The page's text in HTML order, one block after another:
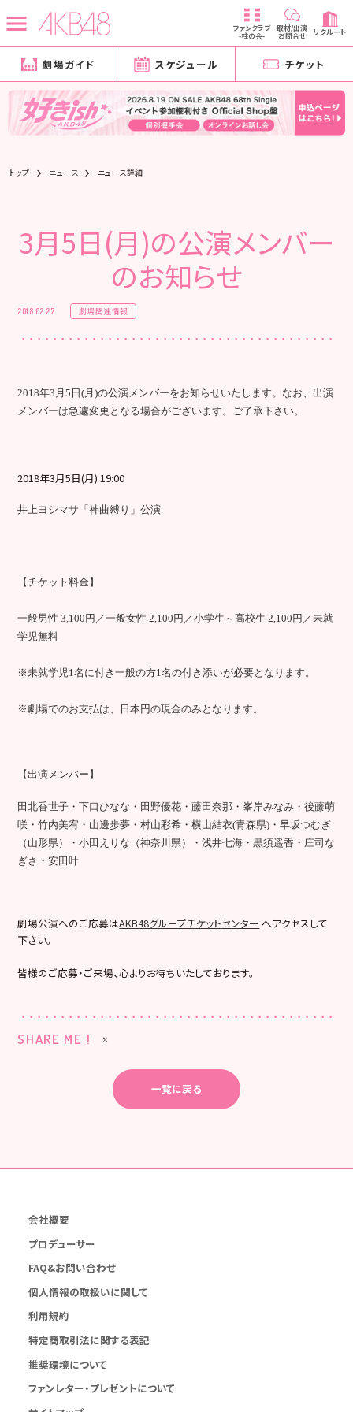
ファンクラブ
-柱の会-
取材/出演
お問合せ リクルート
劇場ガイド スケジュール チケット
トップ ニュース ニュース詳細
3月5日(月)の公演メンバー
のお知らせ
2018.02.27 劇場関連情報
2018年3月5日(月)の公演メンバーをお知らせいたします。なお、出演
メンバーは急遽変更となる場合がございます。ご了承下さい。
2018年3月5日(月) 19:00
井上ヨシマサ「神曲縛り」公演
【チケット料金】
一般男性 3,100円／一般女性 2,100円／小学生～高校生 2,100円／未就
学児無料
※未就学児1名に付き一般の方1名の付き添いが必要となります。
※劇場でのお支払は、日本円の現金のみとなります。
【出演メンバー】
田北香世子・下口ひなな・田野優花・藤田奈那・峯岸みなみ・後藤萌
咲・竹内美宥・山邊歩夢・村山彩希・横山結衣(青森県)・早坂つむぎ
（山形県）・小田えりな（神奈川県）・浅井七海・黒須遥香・庄司な
ぎさ・安田叶
劇場公演へのご応募はAKB48グループチケットセンター へアクセスして
下さい。
皆様のご応募・ご来場、心よりお待ちいたしております。
SHARE ME !
一覧に戻る
会社概要
プロデューサー
FAQ&お問い合わせ
個人情報の取扱いに関して
利用規約
特定商取引法に関する表記
推奨環境について
ファンレター・プレゼントについて